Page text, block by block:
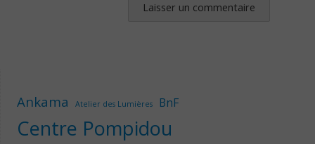
Ankama Atelier des Lumières BnF
Centre Pompidou